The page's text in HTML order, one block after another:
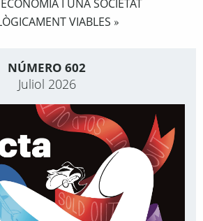
I UNA SOCIETAT
VIABLES »
NÚMERO 602
Juliol 2026